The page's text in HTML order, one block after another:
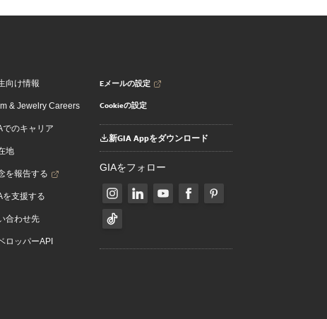
向け情報
& Jewelry Careers
でのキャリア
地
を報告する
を支援する
合わせ先
ロッパーAPI
Eメールの設定
Cookieの設定
新GIA Appをダウンロード
GIAをフォロー